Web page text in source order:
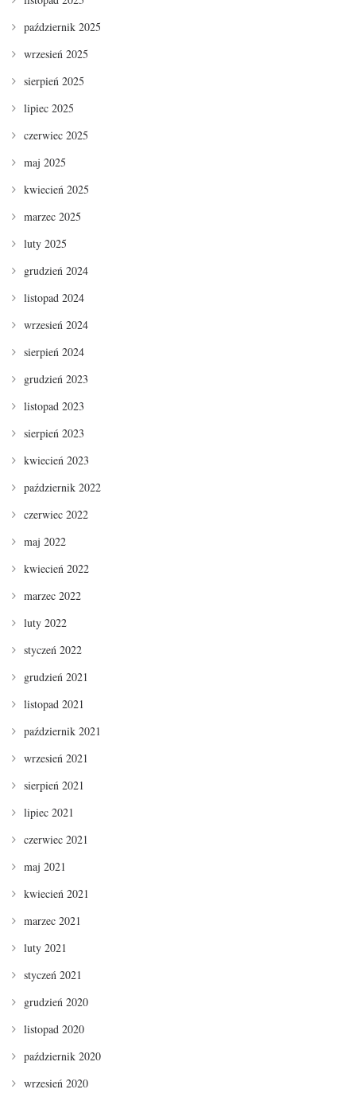
październik 2025
wrzesień 2025
sierpień 2025
lipiec 2025
czerwiec 2025
maj 2025
kwiecień 2025
marzec 2025
luty 2025
grudzień 2024
listopad 2024
wrzesień 2024
sierpień 2024
grudzień 2023
listopad 2023
sierpień 2023
kwiecień 2023
październik 2022
czerwiec 2022
maj 2022
kwiecień 2022
marzec 2022
luty 2022
styczeń 2022
grudzień 2021
listopad 2021
październik 2021
wrzesień 2021
sierpień 2021
lipiec 2021
czerwiec 2021
maj 2021
kwiecień 2021
marzec 2021
luty 2021
styczeń 2021
grudzień 2020
listopad 2020
październik 2020
wrzesień 2020